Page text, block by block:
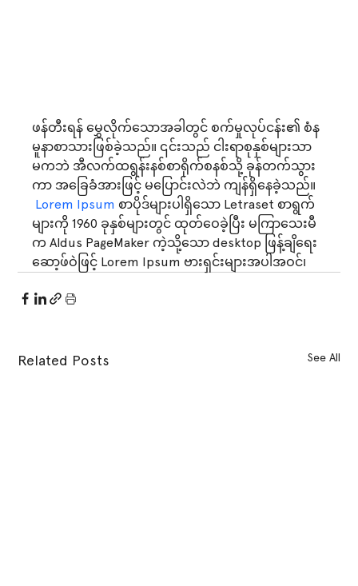
ဖန်တီးရန် မွှေလိုက်သောအခါတွင် စက်မှုလုပ်ငန်း၏ စံန
မူနာစာသားဖြစ်ခဲ့သည်။ ၎င်းသည် ငါးရာစုနှစ်များသာ
မကဘဲ အီလက်ထရွန်းနစ်စာရိုက်စနစ်သို့ ခုန်တက်သွား
ကာ အခြေခံအားဖြင့် မပြောင်းလဲဘဲ ကျန်ရှိနေခဲ့သည်။
Lorem Ipsum စာပိုဒ်များပါရှိသော Letraset စာရွက်
များကို 1960 ခုနှစ်များတွင် ထုတ်ဝေခဲ့ပြီး မကြာသေးမီ
က Aldus PageMaker ကဲ့သို့သော desktop ဖြန့်ချိရေး
ဆော့ဖ်ဝဲဖြင့် Lorem Ipsum ဗားရှင်းများအပါအဝင်၊
Related Posts See All